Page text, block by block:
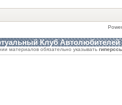
Клуб Автолюбителей
материалов обязательно указывать